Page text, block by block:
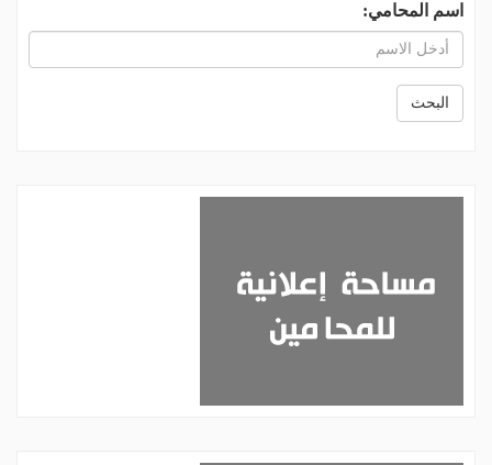
اسم المحامي:
البحث